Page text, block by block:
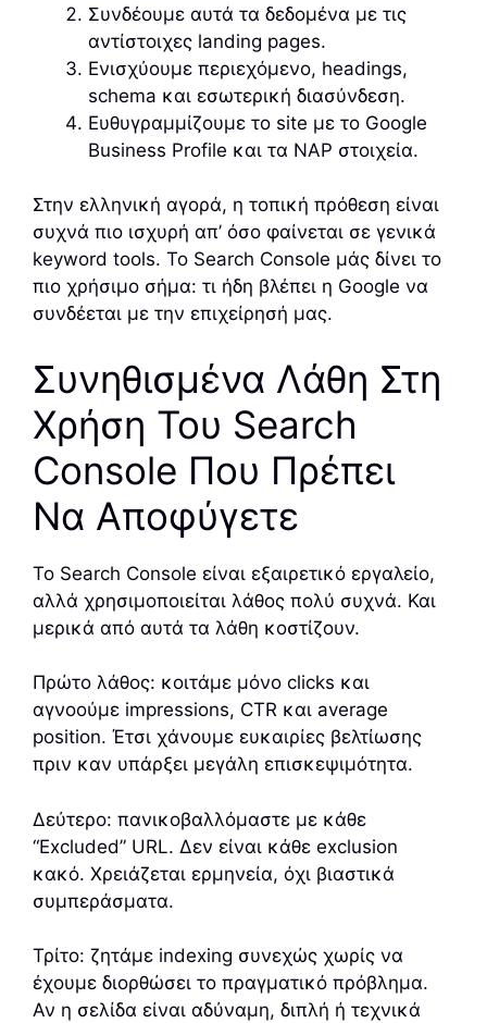
Συνδέουμε αυτά τα δεδομένα με τις
αντίστοιχες landing pages.
Ενισχύουμε περιεχόμενο, headings,
schema και εσωτερική διασύνδεση.
Ευθυγραμμίζουμε το site με το Google
Business Profile και τα NAP στοιχεία.
Στην ελληνική αγορά, η τοπική πρόθεση είναι
συχνά πιο ισχυρή απ’ όσο φαίνεται σε γενικά
keyword tools. Το Search Console μάς δίνει το
πιο χρήσιμο σήμα: τι ήδη βλέπει η Google να
συνδέεται με την επιχείρησή μας.
Συνηθισμένα Λάθη Στη
Χρήση Του Search
Console Που Πρέπει
Να Αποφύγετε
Το Search Console είναι εξαιρετικό εργαλείο,
αλλά χρησιμοποιείται λάθος πολύ συχνά. Και
μερικά από αυτά τα λάθη κοστίζουν.
Πρώτο λάθος: κοιτάμε μόνο clicks και
αγνοούμε impressions, CTR και average
position. Έτσι χάνουμε ευκαιρίες βελτίωσης
πριν καν υπάρξει μεγάλη επισκεψιμότητα.
Δεύτερο: πανικοβαλλόμαστε με κάθε
“Excluded” URL. Δεν είναι κάθε exclusion
κακό. Χρειάζεται ερμηνεία, όχι βιαστικά
συμπεράσματα.
Τρίτο: ζητάμε indexing συνεχώς χωρίς να
έχουμε διορθώσει το πραγματικό πρόβλημα.
Αν η σελίδα είναι αδύναμη, διπλή ή τεχνικά